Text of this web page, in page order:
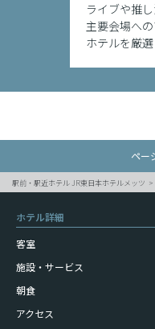
ライブや推
主要会場へ
ホテルを厳選
ペー
駅前・駅近ホテル JR東日本ホテルメッツ
ホテル詳細
客室
施設・サービス
朝食
アクセス